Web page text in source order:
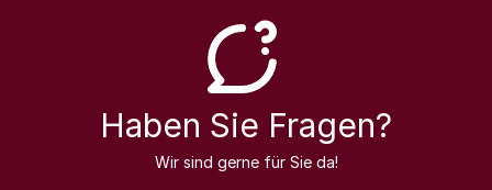
Haben Sie Fragen?
Wir sind gerne für Sie da!